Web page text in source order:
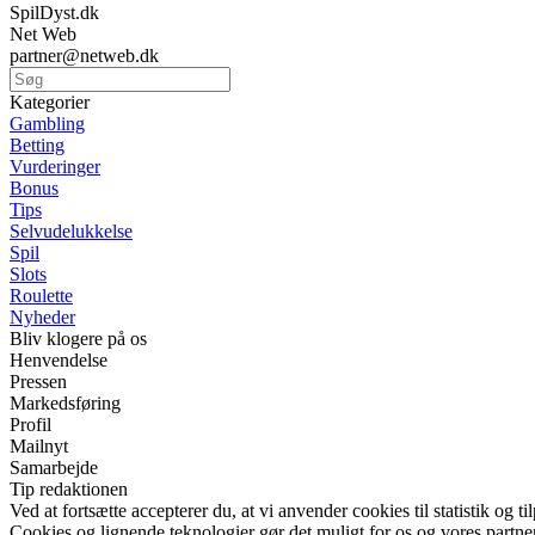
SpilDyst.dk
Net Web
partner@netweb.dk
Kategorier
Gambling
Betting
Vurderinger
Bonus
Tips
Selvudelukkelse
Spil
Slots
Roulette
Nyheder
Bliv klogere på os
Henvendelse
Pressen
Markedsføring
Profil
Mailnyt
Samarbejde
Tip redaktionen
Ved at fortsætte accepterer du, at vi anvender cookies til statistik og